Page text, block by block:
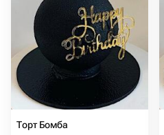
Торт Бомба